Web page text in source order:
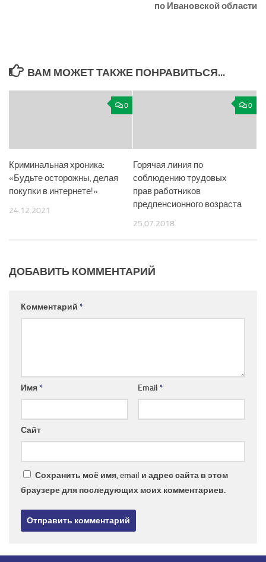
по Ивановской области
ВАМ МОЖЕТ ТАКЖЕ ПОНРАВИТЬСЯ...
0
Криминальная хроника:
«Будьте осторожны, делая
покупки в интернете!»
24.12.2021
0
Горячая линия по
соблюдению трудовых
прав работников
предпенсионного возраста
25.07.2018
ДОБАВИТЬ КОММЕНТАРИЙ
Комментарий *
Имя* Email *
Сайт
Сохранить моё имя, email и адрес сайта в этом
браузере для последующих моих комментариев.